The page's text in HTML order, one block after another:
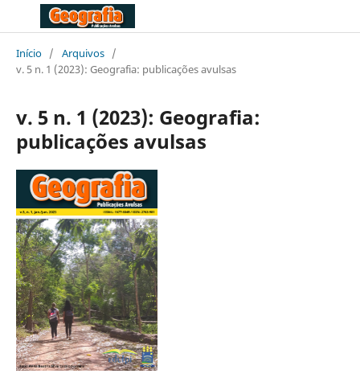
Início / Arquivos /
v. 5 n. 1 (2023): Geografia: publicações avulsas
v. 5 n. 1 (2023): Geografia:
publicações avulsas